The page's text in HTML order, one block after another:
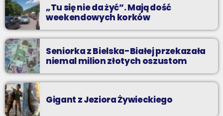
„Tu się nie da żyć”. Mają dość
weekendowych korków
Seniorka z Bielska-Białej przekazała
niemal milion złotych oszustom
Gigant z Jeziora Żywieckiego